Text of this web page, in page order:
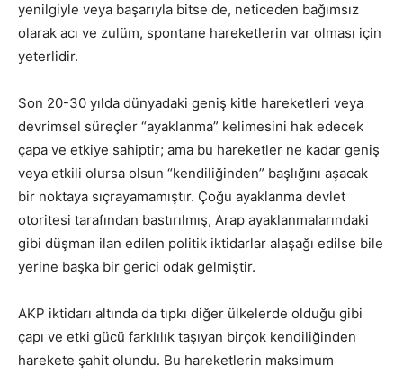
yenilgiyle veya başarıyla bitse de, neticeden bağımsız
olarak acı ve zulüm, spontane hareketlerin var olması için
yeterlidir.
Son 20-30 yılda dünyadaki geniş kitle hareketleri veya
devrimsel süreçler “ayaklanma” kelimesini hak edecek
çapa ve etkiye sahiptir; ama bu hareketler ne kadar geniş
veya etkili olursa olsun “kendiliğinden” başlığını aşacak
bir noktaya sıçrayamamıştır. Çoğu ayaklanma devlet
otoritesi tarafından bastırılmış, Arap ayaklanmalarındaki
gibi düşman ilan edilen politik iktidarlar alaşağı edilse bile
yerine başka bir gerici odak gelmiştir.
AKP iktidarı altında da tıpkı diğer ülkelerde olduğu gibi
çapı ve etki gücü farklılık taşıyan birçok kendiliğinden
harekete şahit olundu. Bu hareketlerin maksimum